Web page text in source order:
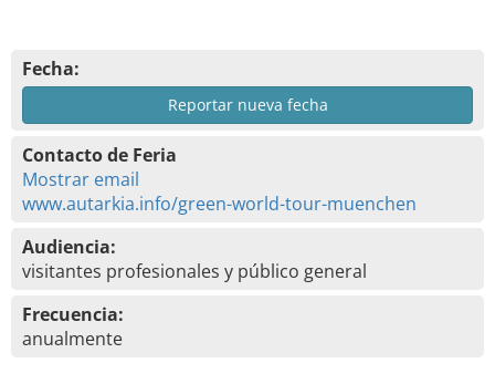
Fecha:
Reportar nueva fecha
Contacto de Feria
Mostrar email
www.autarkia.info/green-world-tour-muenchen
Audiencia:
visitantes profesionales y público general
Frecuencia:
anualmente